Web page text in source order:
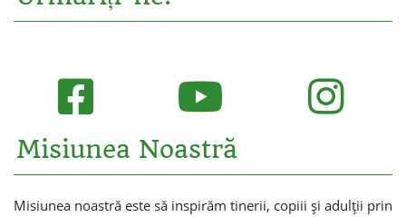
Misiunea Noastră
Misiunea noastră este să inspirăm tinerii, copiii și adulții prin